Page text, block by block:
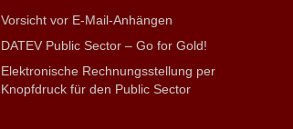
Vorsicht vor E-Mail-Anhängen
DATEV Public Sector – Go for Gold!
Elektronische Rechnungsstellung per
Knopfdruck für den Public Sector